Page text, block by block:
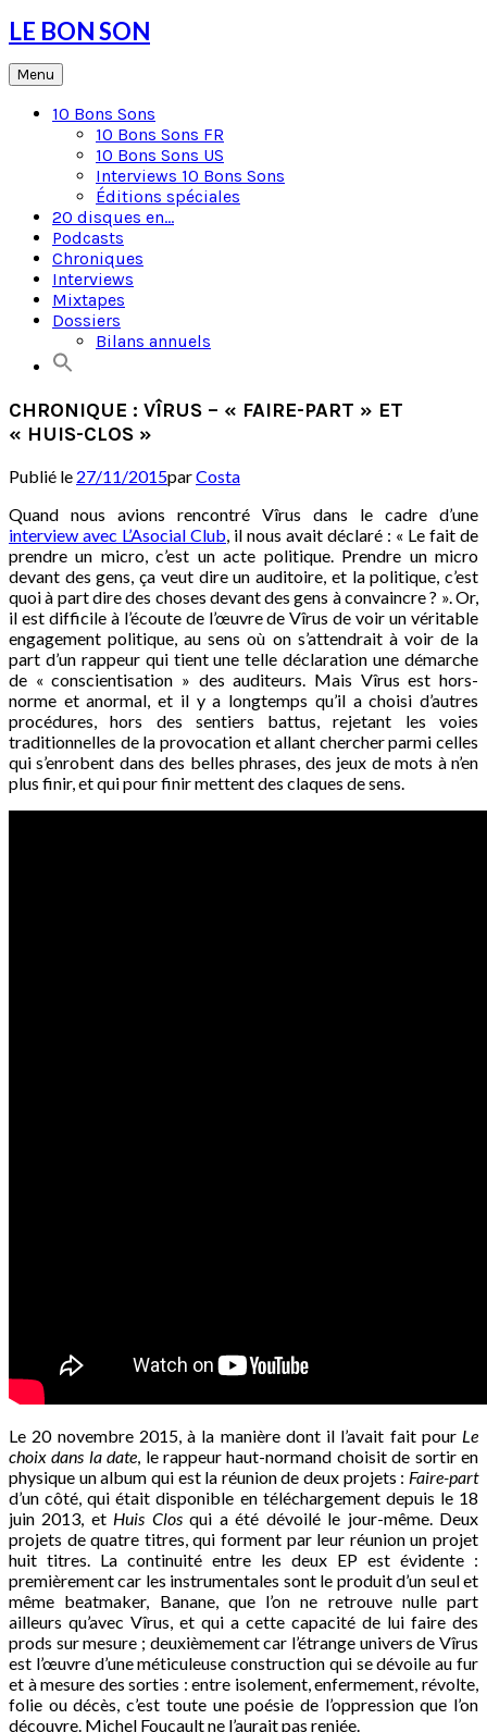
Skip
to
content
LE BON SON
Menu
10 Bons Sons
10 Bons Sons FR
10 Bons Sons US
Interviews 10 Bons Sons
Éditions spéciales
20 disques en…
Podcasts
Chroniques
Interviews
Mixtapes
Dossiers
Bilans annuels
CHRONIQUE : VÎRUS – « FAIRE-PART » ET
« HUIS-CLOS »
Publié le 27/11/2015parCosta
Quand nous avions rencontré Vîrus dans le cadre d’une
interview avec L’Asocial Club, il nous avait déclaré : « Le fait de
prendre un micro, c’est un acte politique. Prendre un micro
devant des gens, ça veut dire un auditoire, et la politique, c’est
quoi à part dire des choses devant des gens à convaincre ? ». Or,
il est difficile à l’écoute de l’œuvre de Vîrus de voir un véritable
engagement politique, au sens où on s’attendrait à voir de la
part d’un rappeur qui tient une telle déclaration une démarche
de « conscientisation » des auditeurs. Mais Vîrus est hors-
norme et anormal, et il y a longtemps qu’il a choisi d’autres
procédures, hors des sentiers battus, rejetant les voies
traditionnelles de la provocation et allant chercher parmi celles
qui s’enrobent dans des belles phrases, des jeux de mots à n’en
plus finir, et qui pour finir mettent des claques de sens.
Le 20 novembre 2015, à la manière dont il l’avait fait pour Le
choix dans la date, le rappeur haut-normand choisit de sortir en
physique un album qui est la réunion de deux projets : Faire-part
d’un côté, qui était disponible en téléchargement depuis le 18
juin 2013, et Huis Closqui a été dévoilé le jour-même. Deux
projets de quatre titres, qui forment par leur réunion un projet
huit titres. La continuité entre les deux EP est évidente :
premièrement car les instrumentales sont le produit d’un seul et
même beatmaker, Banane, que l’on ne retrouve nulle part
ailleurs qu’avec Vîrus, et qui a cette capacité de lui faire des
prods sur mesure ; deuxièmement car l’étrange univers de Vîrus
est l’œuvre d’une méticuleuse construction qui se dévoile au fur
et à mesure des sorties : entre isolement, enfermement, révolte,
folie ou décès, c’est toute une poésie de l’oppression que l’on
découvre. Michel Foucault ne l’aurait pas reniée.